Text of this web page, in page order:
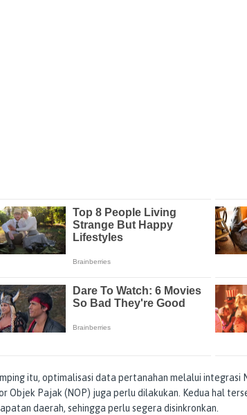
itu, optimalisasi data pertanahan melalui integrasi
Objek Pajak (NOP) juga perlu dilakukan. Kedua hal
daerah, sehingga perlu segera disinkronkan.